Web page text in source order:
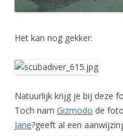
Het kan nog gekker:
Natuurlijk krijg je bij deze
Toch nam Gizmodo de
Jane?geeft al een